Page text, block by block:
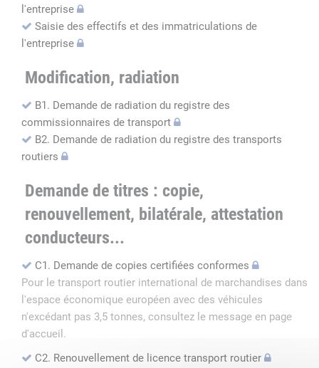
l'entreprise
Saisie des effectifs et des immatriculations de
l'entreprise
Modification, radiation
B1. Demande de radiation du registre des
commissionnaires de transport
B2. Demande de radiation du registre des transports
routiers
Demande de titres : copie,
renouvellement, bilatérale, attestation
conducteurs...
C1. Demande de copies certifiées conformes
Pour le transport routier international de marchandises dans
l'espace économique européen avec des véhicules
n'excédant pas 3,5 tonnes, consultez le message en page
d'accueil.
C2. Renouvellement de licence transport routier